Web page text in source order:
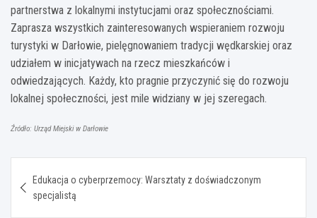
partnerstwa z lokalnymi instytucjami oraz społecznościami.
Zaprasza wszystkich zainteresowanych wspieraniem rozwoju
turystyki w Darłowie, pielęgnowaniem tradycji wędkarskiej oraz
udziałem w inicjatywach na rzecz mieszkańców i
odwiedzających. Każdy, kto pragnie przyczynić się do rozwoju
lokalnej społeczności, jest mile widziany w jej szeregach.
Źródło: Urząd Miejski w Darłowie
wpisu
Edukacja o cyberprzemocy: Warsztaty z doświadczonym
specjalistą